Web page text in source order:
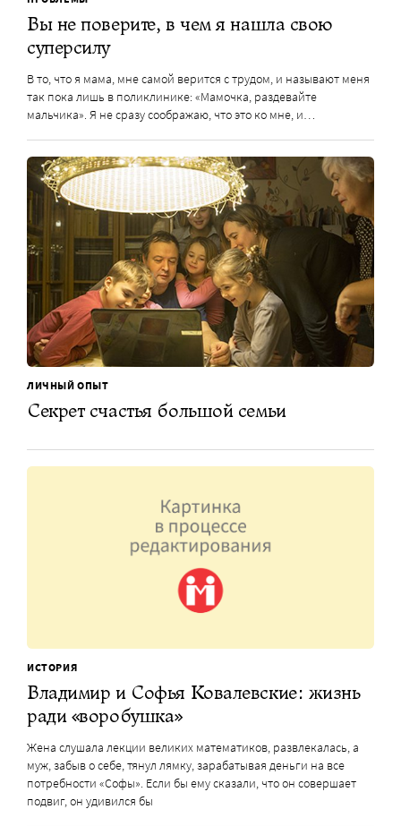
Вы не поверите, в чем я нашла свою
суперсилу
В то, что я мама, мне самой верится с трудом, и называют меня
так пока лишь в поликлинике: «Мамочка, раздевайте
мальчика». Я не сразу соображаю, что это ко мне, и…
ЛИЧНЫЙ ОПЫТ
Секрет счастья большой семьи
ИСТОРИЯ
Владимир и Софья Ковалевские: жизнь
ради «воробушка»
Жена слушала лекции великих математиков, развлекалась, а
муж, забыв о себе, тянул лямку, зарабатывая деньги на все
потребности «Софы». Если бы ему сказали, что он совершает
подвиг, он удивился бы